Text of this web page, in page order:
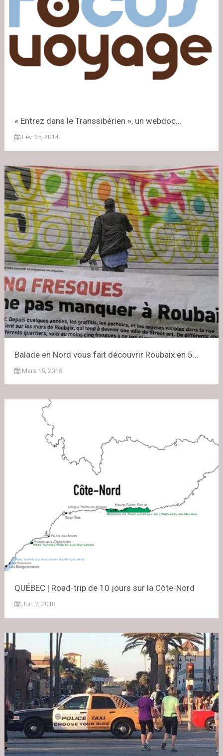
« Entrez dans le Transsibérien », un webdoc...
Fév. 25, 2014
Balade en Nord vous fait découvrir Roubaix en 5...
Mars 15, 2018
QUÉBEC | Road-trip de 10 jours sur la Côte-Nord
Juil. 7, 2018